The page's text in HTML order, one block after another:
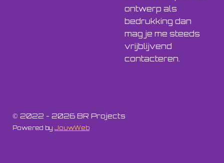
ontwerp als
bedrukking dan
mag je me steeds
vrijblijvend
contacteren.
© 2022 - 2026 BR Projects
Powered by JouwWeb